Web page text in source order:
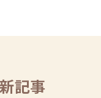
記事